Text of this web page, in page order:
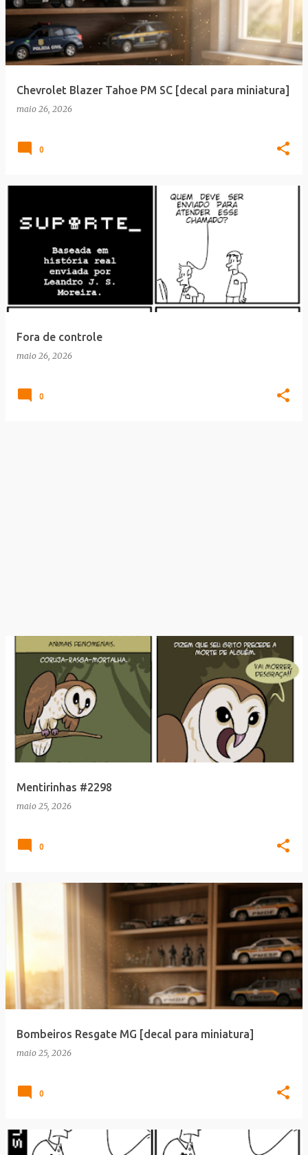
Chevrolet Blazer Tahoe PM SC [decal para miniatura]
maio 26, 2026
0
Fora de controle
maio 26, 2026
0
Mentirinhas #2298
maio 25, 2026
0
Bombeiros Resgate MG [decal para miniatura]
maio 25, 2026
0